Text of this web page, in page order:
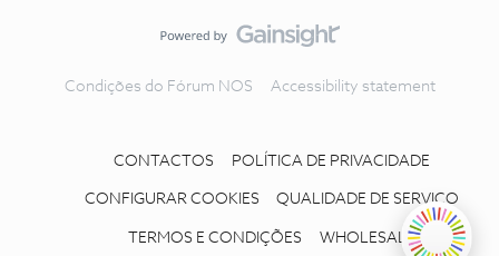
Condições do Fórum NOS Accessibility statement
CONTACTOS POLÍTICA DE PRIVACIDADE
CONFIGURAR COOKIES QUALIDADE DE SERVIÇO
TERMOS E CONDIÇÕES WHOLESALE